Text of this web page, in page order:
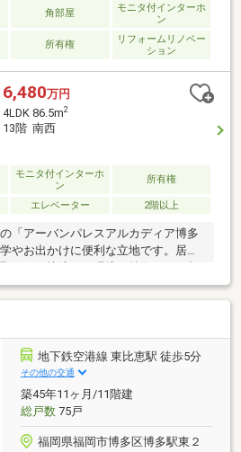
角部屋
モニタ付インターホ
ン
所有権
リフォームリノベー
ション
6,480万円
4LDK 86.5m2
13階 南西
モニタ付インターホ
ン
所有権
エレベーター 2階以上
「アーバンパレスアルカディア博多
お出かけに便利な立地です。居室
りで、快適な住環境が特徴です。都
にも優れ、幅広いライフスタイルに
です。
地下鉄空港線 東比恵駅 徒歩5分
その他の交通
築45年11ヶ月/11階建
総戸数75戸
福岡県福岡市博多区博多駅東２